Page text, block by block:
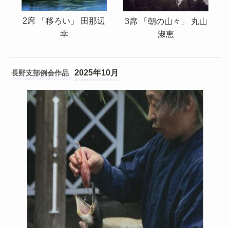
2席 「移ろい」 田那辺
幸
3席 「朝の山々」 丸山
淑恵
長野支部 2025年10月